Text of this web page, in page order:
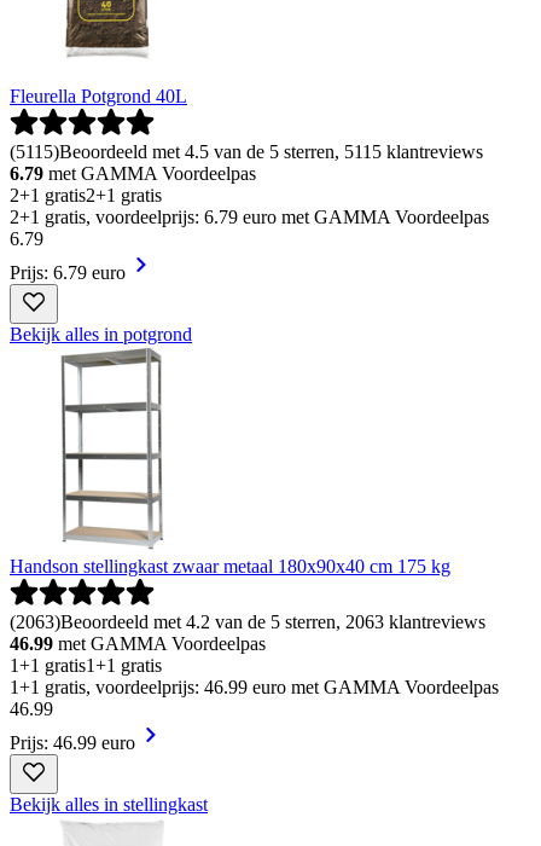
Fleurella Potgrond 40L
(5115)Beoordeeld met 4.5 van de 5 sterren, 5115 klantreviews
6.79 met GAMMA Voordeelpas
2+1 gratis2+1 gratis
2+1 gratis, voordeelprijs: 6.79 euro met GAMMA Voordeelpas
6.79
Prijs: 6.79 euro
Bekijk alles in potgrond
Handson stellingkast zwaar metaal 180x90x40 cm 175 kg
(2063)Beoordeeld met 4.2 van de 5 sterren, 2063 klantreviews
46.99 met GAMMA Voordeelpas
1+1 gratis1+1 gratis
1+1 gratis, voordeelprijs: 46.99 euro met GAMMA Voordeelpas
46.99
Prijs: 46.99 euro
Bekijk alles in stellingkast